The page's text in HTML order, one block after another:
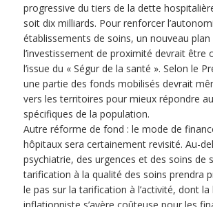
progressive du tiers de la dette
soit dix milliards. Pour renforcer
établissements de soins, un nouveau plan
l’investissement de proximité devrait être
l’issue du « Ségur de la santé ». Selon le
une partie des fonds mobilisés devrait
vers les territoires pour mieux répondre
spécifiques de la population.
Autre réforme de fond : le mode de
hôpitaux sera certainement revisité. Au-
psychiatrie, des urgences et des soins de
tarification à la qualité des soins prendra
le pas sur la tarification à l’activité, dont la